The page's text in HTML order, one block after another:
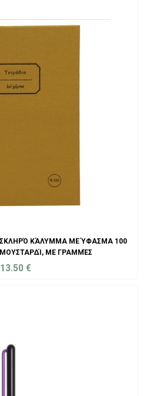
ΣΚΛΗΡΌ ΚΆΛΥΜΜΑ ΜΕ ΎΦΑΣΜΑ 100
ΜΕ ΓΡΑΜΜΈΣ
13.50 €